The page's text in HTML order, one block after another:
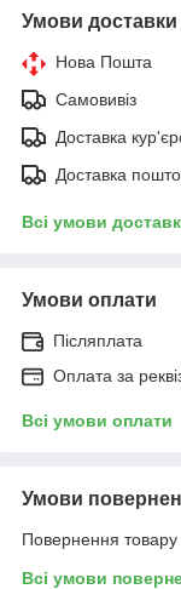
Умови доставки
Нова Пошта
Самовивіз
Доставка
Доставка
Всі умови
Умови оплати
Післяплата
Оплата за
Всі умови оплати
Умови
Повернення
Всі умови